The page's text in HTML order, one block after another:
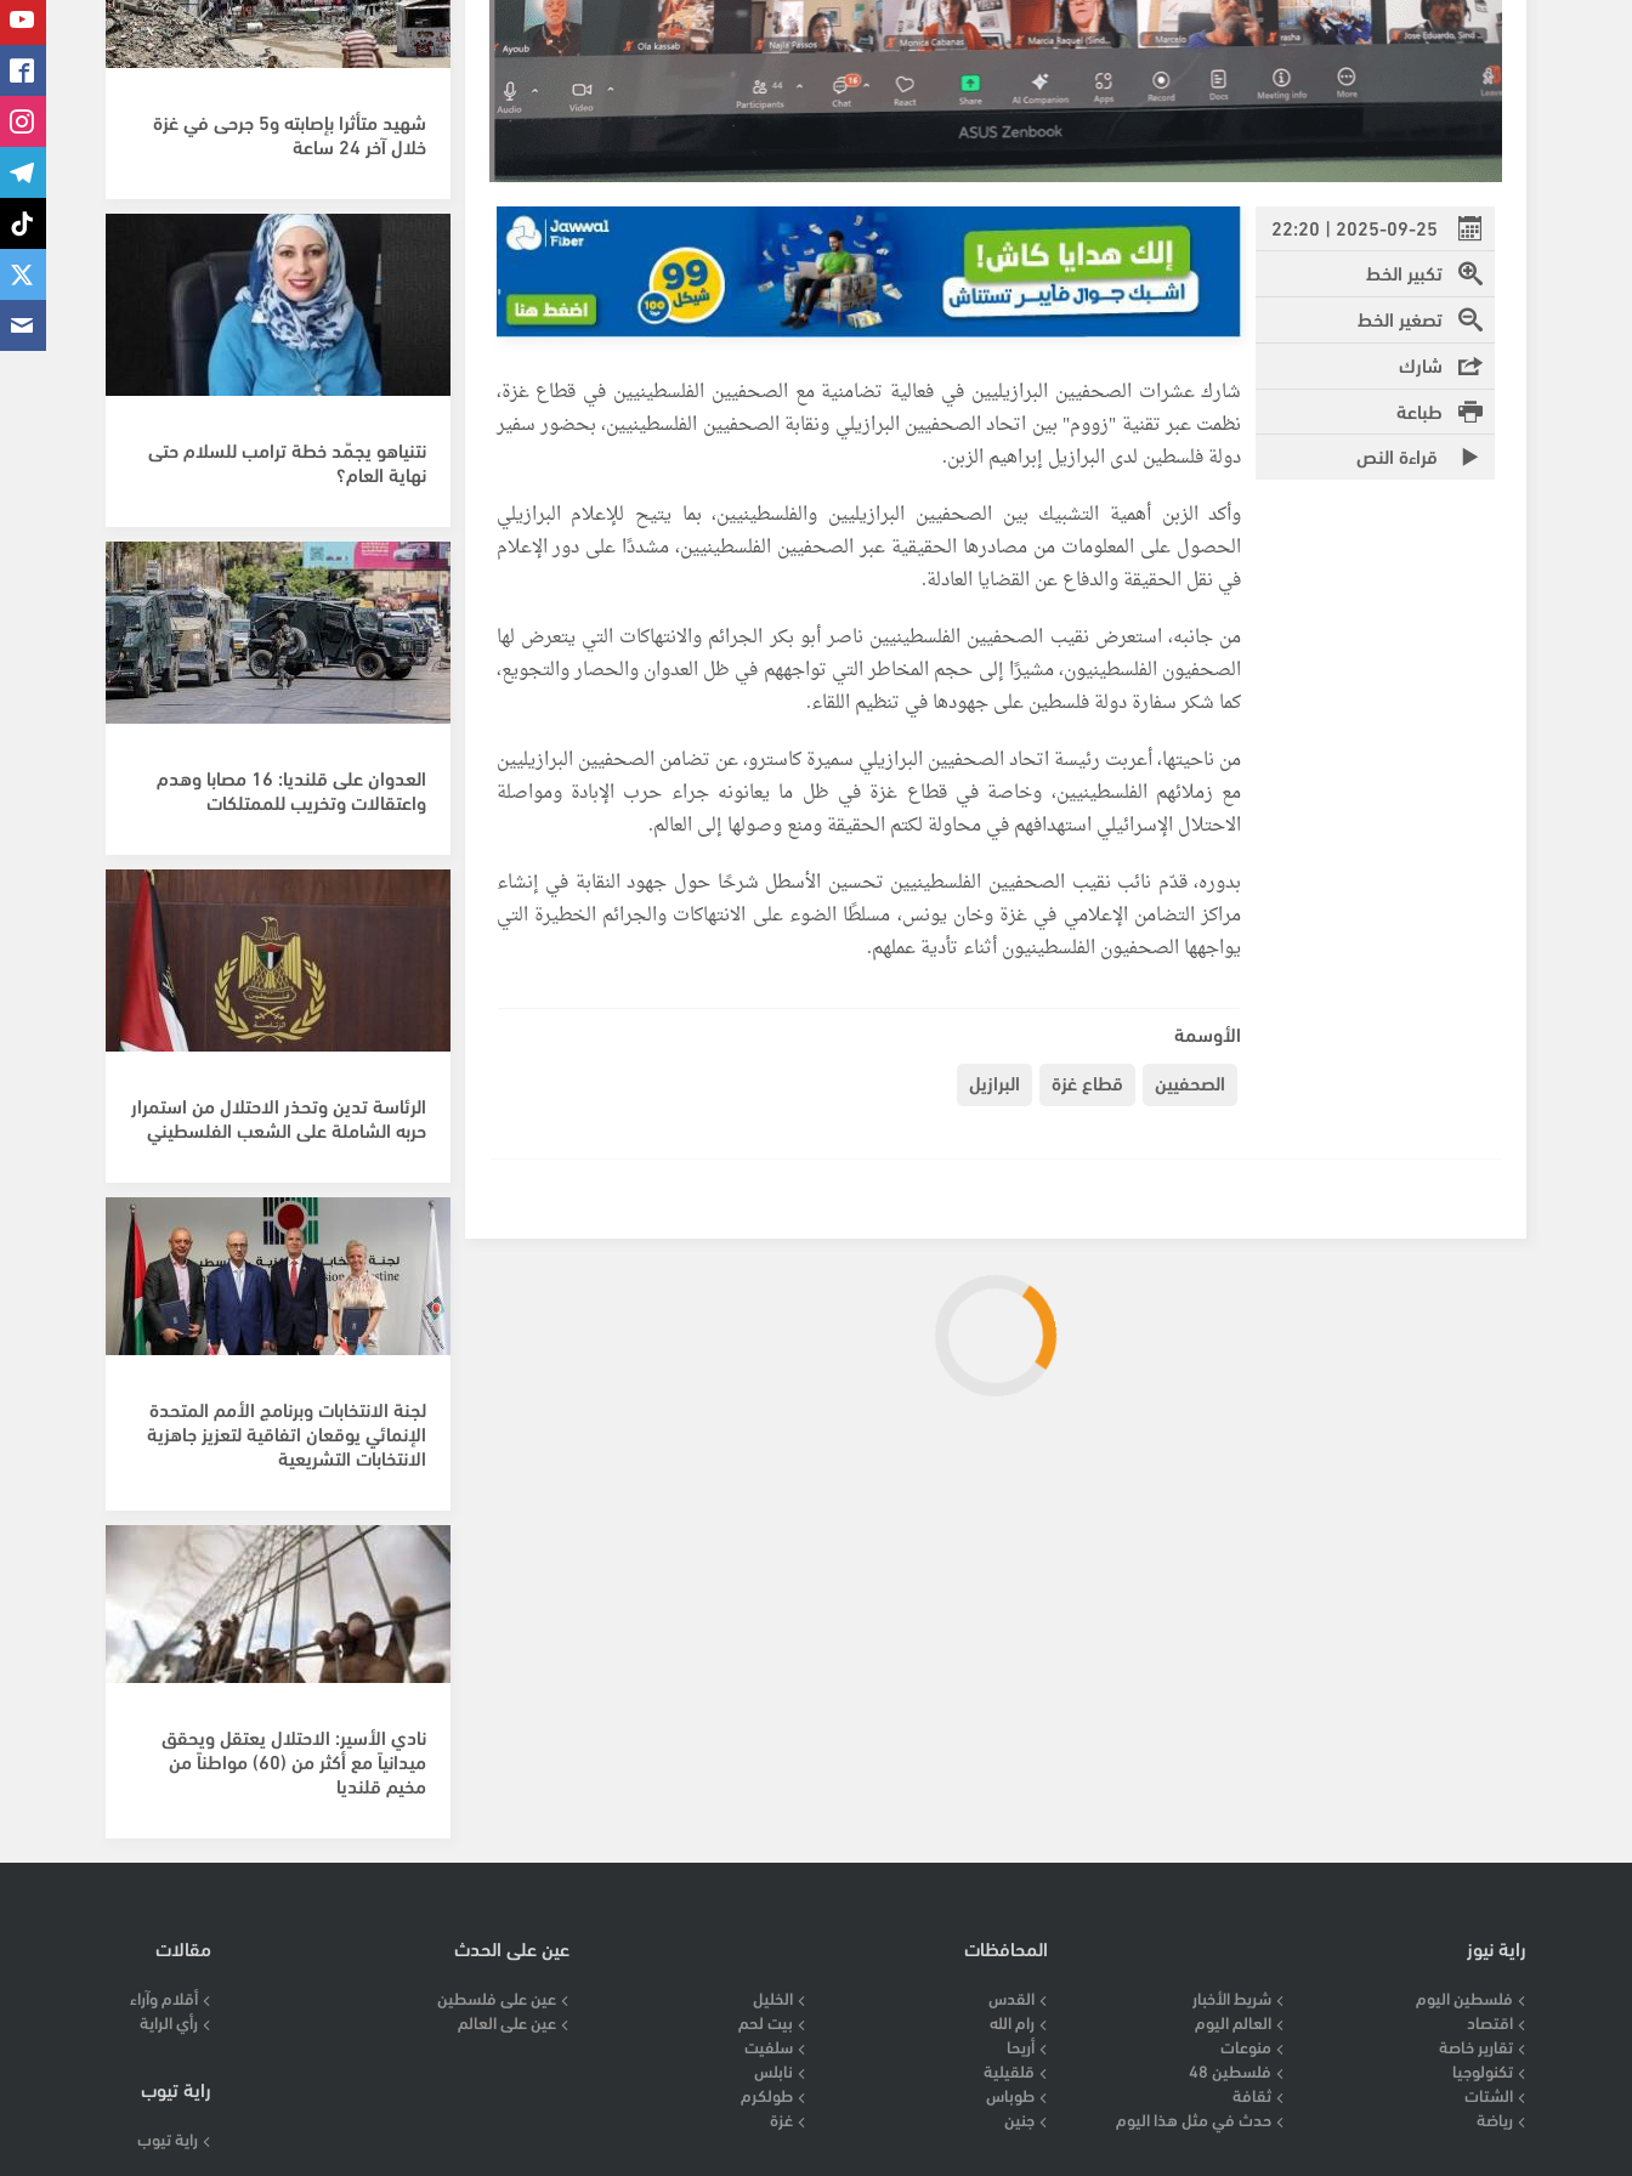
2025-09-25 | 22:20
تكبير الخط
تصغير الخط
شارك
طباعة
قراءة النص
شارك عشرات الصحفيين البرازيليين في فعالية تضامنية مع الصحفيين الفلسطينيين في قطاع غزة،
نظمت عبر تقنية "زووم" بين اتحاد الصحفيين البرازيلي ونقابة الصحفيين الفلسطينيين، بحضور سفير
دولة فلسطين لدى البرازيل إبراهيم الزبن.
وأكد الزبن أهمية التشبيك بين الصحفيين البرازيليين والفلسطينيين، بما يتيح للإعلام البرازيلي
الحصول على المعلومات من مصادرها الحقيقية عبر الصحفيين الفلسطينيين، مشددًا على دور الإعلام
في نقل الحقيقة والدفاع عن القضايا العادلة.
من جانبه، استعرض نقيب الصحفيين الفلسطينيين ناصر أبو بكر الجرائم والانتهاكات التي يتعرض لها
الصحفيون الفلسطينيون، مشيرًا إلى حجم المخاطر التي تواجههم في ظل العدوان والحصار والتجويع،
كما شكر سفارة دولة فلسطين على جهودها في تنظيم اللقاء.
من ناحيتها، أعربت رئيسة اتحاد الصحفيين البرازيلي سميرة كاسترو، عن تضامن الصحفيين البرازيليين
مع زملائهم الفلسطينيين، وخاصة في قطاع غزة في ظل ما يعانونه جراء حرب الإبادة ومواصلة
الاحتلال الإسرائيلي استهدافهم في محاولة لكتم الحقيقة ومنع وصولها إلى العالم.
بدوره، قدّم نائب نقيب الصحفيين الفلسطينيين تحسين الأسطل شرحًا حول جهود النقابة في إنشاء
مراكز التضامن الإعلامي في غزة وخان يونس، مسلطًا الضوء على الانتهاكات والجرائم الخطيرة التي
يواجهها الصحفيون الفلسطينيون أثناء تأدية عملهم.
الأوسمة
الصحفيين
قطاع غزة البرازيل
شهيد متأثرا بإصابته و5 جرحى في غزة
خلال آخر 24 ساعة
نتنياهو يجمّد خطة ترامب للسلام حتى
نهاية العام؟
العدوان على قلنديا: 16 مصابا وهدم
واعتقالات وتخريب للممتلكات
الرئاسة تدين وتحذر الاحتلال من استمرار
حربه الشاملة على الشعب الفلسطيني
لجنة الانتخابات وبرنامج الأمم المتحدة
الإنمائي يوقعان اتفاقية لتعزيز جاهزية
الانتخابات التشريعية
نادي الأسير: الاحتلال يعتقل ويحقق
ميدانياً مع أكثر من (60) مواطناً من
مخيم قلنديا
راية نيوز
فلسطين اليوم
شريط الأخبار
اقتصاد
العالم اليوم
تقارير خاصة
منوعات
تكنولوجيا
فلسطين 48
الشتات
ثقافة
رياضة
حدث في مثل هذا اليوم
المحافظات
القدس
الخليل
رام الله
بيت لحم
أريحا
سلفيت
قلقيلية
نابلس
طوباس
طولكرم
جنين
غزة
عين على الحدث
عين على فلسطين
عين على العالم
مقالات
أقلام وآراء
رأي الراية
راية تيوب
راية تيوب